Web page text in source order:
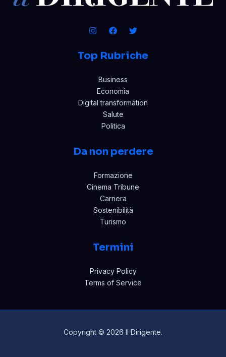
Top Rubriche
Business
Economia
Digital transformation
Salute
Politica
Da non perdere
Formazione
Cinema Tribune
Carriera
Sostenibilità
Turismo
Termini
Privacy Policy
Terms of Service
Copyright © 2026 Il Dirigente.